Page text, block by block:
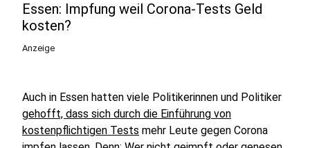
Essen: Impfung weil Corona-Tests Geld
kosten?
Anzeige
Auch in Essen hatten viele Politikerinnen und Politiker
gehofft, dass sich durch die Einführung von
kostenpflichtigen Tests mehr Leute gegen Corona